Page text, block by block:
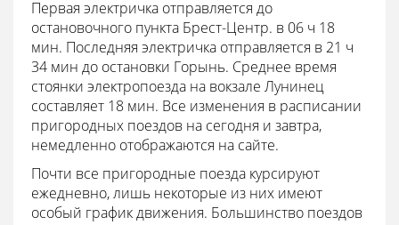
Первая электричка отправляется до
остановочного пункта Брест-Центр. в 06 ч 18
мин. Последняя электричка отправляется в 21 ч
34 мин до остановки Горынь. Среднее время
стоянки электропоезда на вокзале Лунинец
составляет 18 мин. Все изменения в расписании
пригородных поездов на сегодня и завтра,
немедленно отображаются на сайте.
Почти все пригородные поезда курсируют
ежедневно, лишь некоторые из них имеют
особый график движения. Большинство поездов